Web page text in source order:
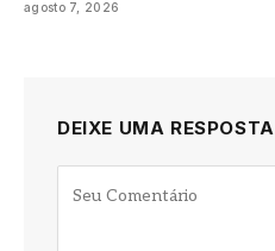
agosto 7, 2026
DEIXE UMA RESPOSTA